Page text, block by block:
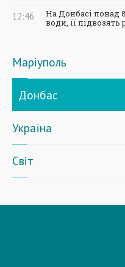
12:46
На Донбасі понад
води, її
Маріуполь
Донбас
Україна
Світ